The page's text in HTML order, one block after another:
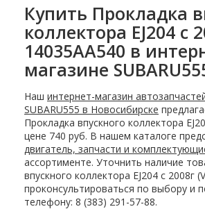
Купить Прокладка
коллектора EJ204 с
14035AA540 в
магазине
Наш интернет-магазин
SUBARU555 в Новосибирске
Прокладка впускного коллектора
цене 740 руб. В нашем каталоге
двигатель, запчасти и
ассортименте. Уточнить наличие
впускного коллектора EJ204 с 2008г
проконсультироваться по выбору и
телефону: 8 (383) 291-57-88.